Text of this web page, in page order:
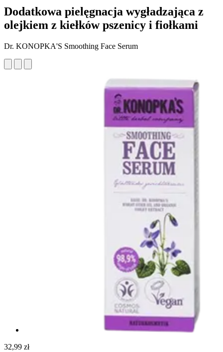
Dodatkowa pielęgnacja wygładzająca z
olejkiem z kiełków pszenicy i fiołkami
Dr. KONOPKA'S Smoothing Face Serum
32,99 zł